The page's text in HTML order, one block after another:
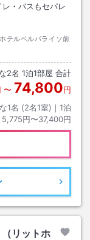
・バスもセパレ
テルベルパライソ前
2名 1泊1部屋 合計
〜 74,800円
1名 (2名1室)｜ 1泊
5,775円〜37,400円
リットホ